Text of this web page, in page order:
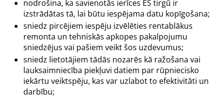
nodrošina, ka savienotās ierīces ES tirgū ir
izstrādātas tā, lai būtu iespējama datu kopīgošana;
sniedz pircējiem iespēju izvēlēties rentablākus
remonta un tehniskās apkopes pakalpojumu
sniedzējus vai pašiem veikt šos uzdevumus;
sniedz lietotājiem tādās nozarēs kā ražošana vai
lauksaimniecība piekļuvi datiem par rūpniecisko
iekārtu veiktspēju, kas var uzlabot to efektivitāti un
darbību;